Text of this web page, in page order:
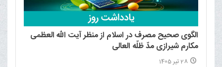
الگوی صحیح مصرف در اسلام از منظر آیت الله العظمی
مکارم شیرازی مدّ ظلّه العالی
28 تیر 1405